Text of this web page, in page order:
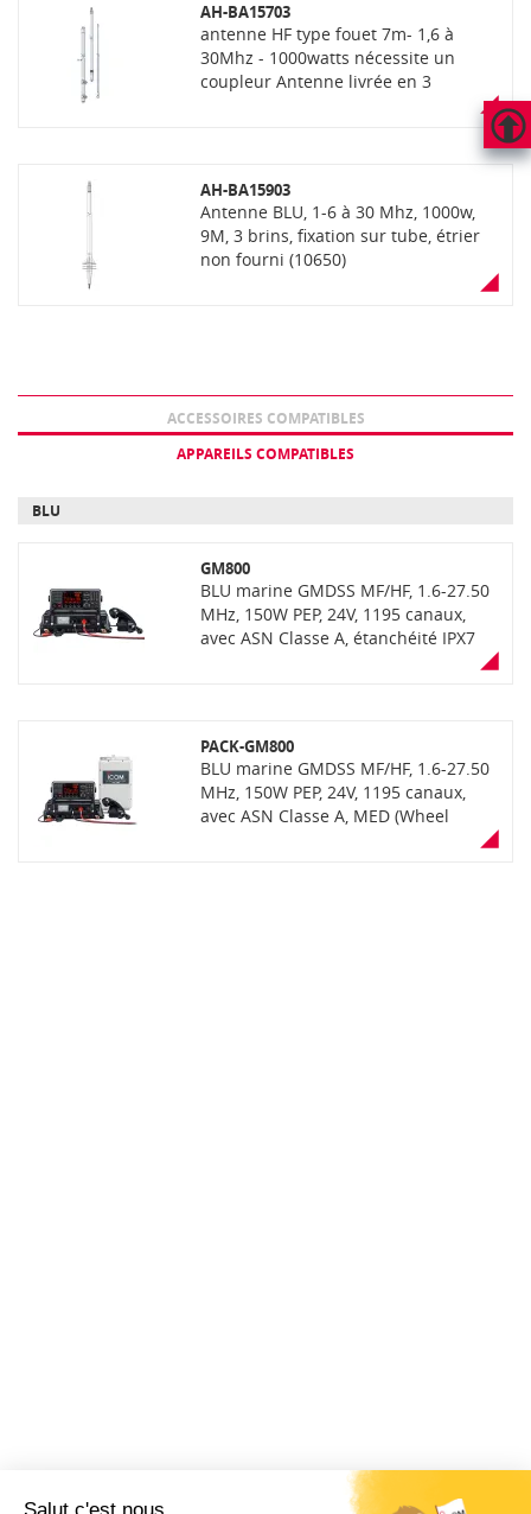
HAUT
AH-BA15703
antenne HF type fouet 7m- 1,6 à
30Mhz - 1000watts nécessite un
coupleur Antenne livrée en 3
AH-BA15903
Antenne BLU, 1-6 à 30 Mhz, 1000w,
9M, 3 brins, fixation sur tube, étrier
non fourni (10650)
ACCESSOIRES COMPATIBLES
APPAREILS COMPATIBLES
BLU
GM800
BLU marine GMDSS MF/HF, 1.6-27.50
MHz, 150W PEP, 24V, 1195 canaux,
avec ASN Classe A, étanchéité IPX7
de la face avant (immersion 30min à
PACK-GM800
BLU marine GMDSS MF/HF, 1.6-27.50
MHz, 150W PEP, 24V, 1195 canaux,
avec ASN Classe A, MED (Wheel